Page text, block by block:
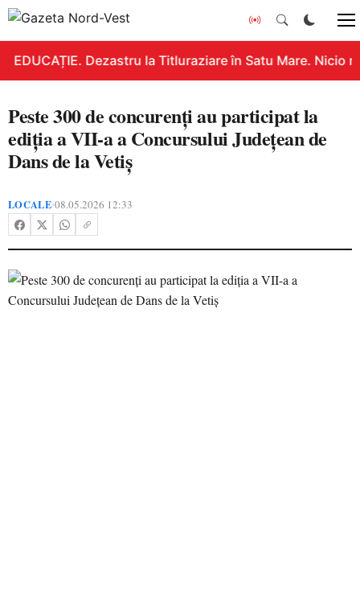
EDUCAȚIE. Dezastru la Titluraziare în Satu Mare. Nicio
Peste 300 de concurenți au participat la
ediția a VII-a a Concursului Județean de
Dans de la Vetiș
LOCALE•08.05.2026 12:33